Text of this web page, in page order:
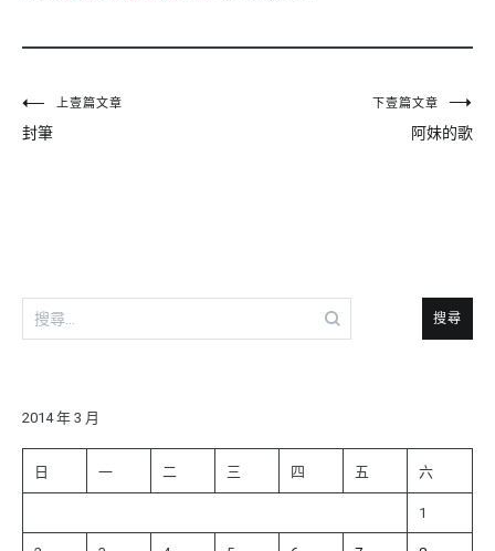
文
章
上壹篇文章
封筆
下壹篇文章
阿妹的歌
搜
尋
字:
2014 年 3 月
日 一 二 三 四 五 六
1